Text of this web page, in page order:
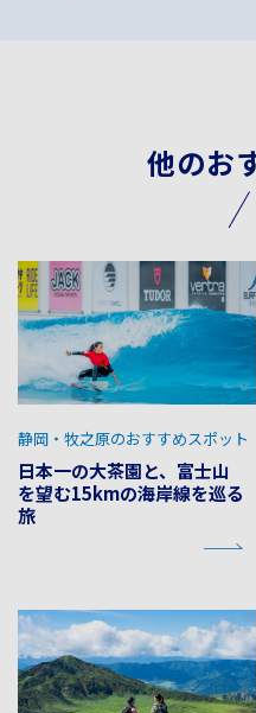
他のお
日本一の大茶園と、富士山
を望む15kmの海岸線を巡る
旅
静岡・牧之原のおすすめスポット